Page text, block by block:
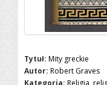
Tytuł: Mity greckie
Autor: Robert Graves
Kategoria: Religia,